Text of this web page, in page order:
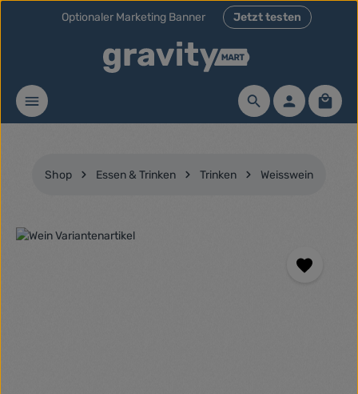
Zum Hauptinhalt springen
Optionaler Marketing Banner Jetzt testen
Shop Essen & Trinken Trinken Weisswein
Bildergalerie überspringen